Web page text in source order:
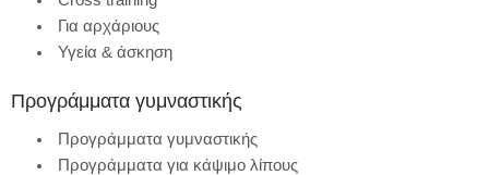
Για αρχάριους
Υγεία & άσκηση
Προγράμματα γυμναστικής
Προγράμματα γυμναστικής
Προγράμματα για κάψιμο λίπους